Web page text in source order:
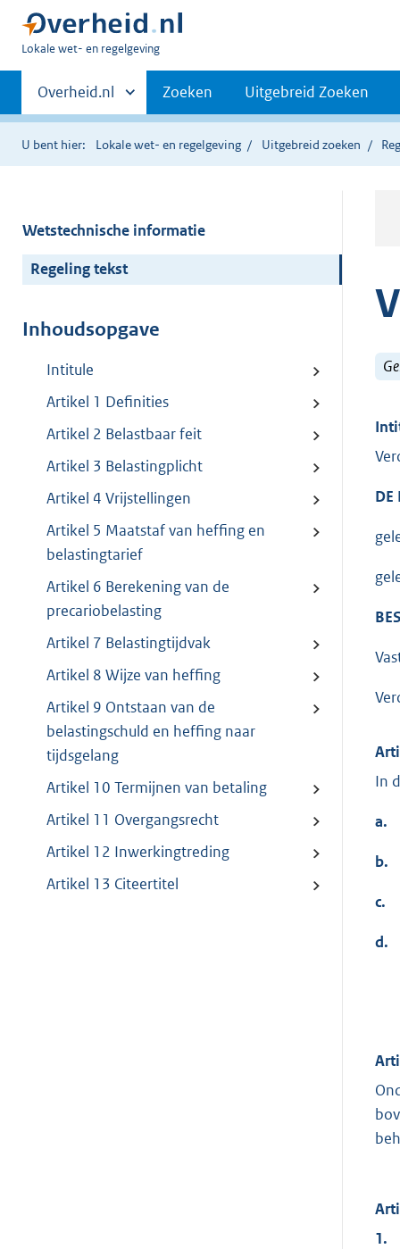
U
hier:
Lokale wet- en regelgeving
Primaire
navigatie
Andere
sites
binnen
Overheid.nl Zoeken Uitgebreid Zoeken
U bent hier: Lokale wet- en regelgeving Uitgebreid zoeken
Wetstechnische informatie
Regeling tekst
Inhoudsopgave
Intitule
Artikel 1 Definities
Artikel 2 Belastbaar feit
Artikel 3 Belastingplicht
Artikel 4 Vrijstellingen
Artikel 5 Maatstaf van heffing en
belastingtarief
Artikel 6 Berekening van de
precariobelasting
Artikel 7 Belastingtijdvak
Artikel 8 Wijze van heffing
Artikel 9 Ontstaan van de
belastingschuld en heffing naar
tijdsgelang
Artikel 10 Termijnen van betaling
Artikel 11 Overgangsrecht
Artikel 12 Inwerkingtreding
Artikel 13 Citeertitel
DE
In
a.
b.
c.
d.
1.